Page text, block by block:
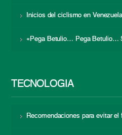
Inicios del ciclismo en Venezuela
«Pega Betulio… Pega Betulio…
TECNOLOGÍA
Recomendaciones para evitar el